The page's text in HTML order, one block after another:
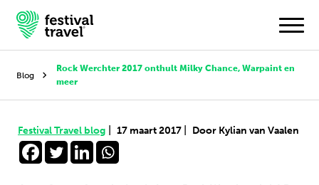
Festivals
Travel
Blog
Rock Werchter 2017 onthult Milky Chance, Warpaint en
meer
Festival Travel blog 17 maart 2017 Door Kylian van Vaalen